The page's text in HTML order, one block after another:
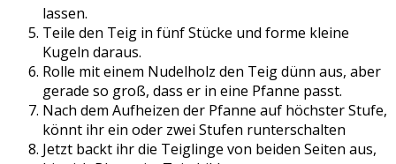
lassen.
Teile den Teig in fünf Stücke und forme kleine
Kugeln daraus.
Rolle mit einem Nudelholz den Teig dünn aus, aber
gerade so groß, dass er in eine Pfanne passt.
Nach dem Aufheizen der Pfanne auf höchster Stufe,
könnt ihr ein oder zwei Stufen runterschalten
Jetzt backt ihr die Teiglinge von beiden Seiten aus,